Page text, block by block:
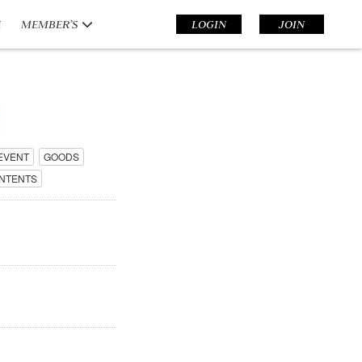
MEMBER’S LOGIN JOIN
GOODS